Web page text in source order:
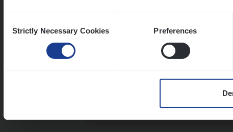
Selection
Strictly Necessary Cookies Preferences
Insurance Operations
Antwerpen en Hasselt